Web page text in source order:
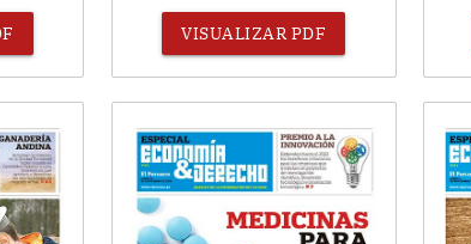
VISUALIZAR PDF